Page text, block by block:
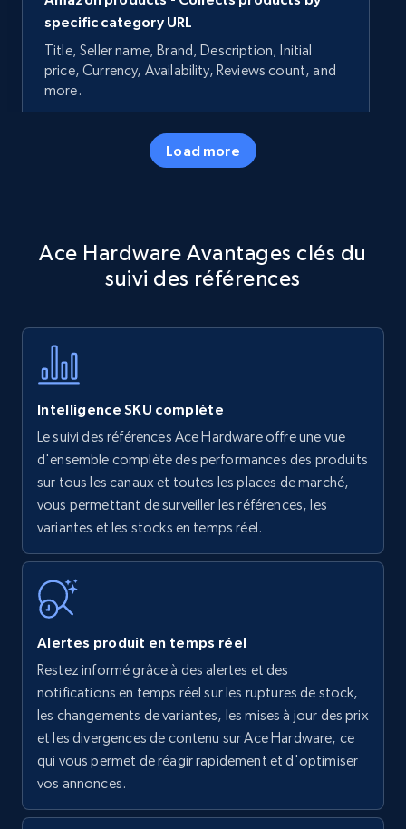
specific category URL
Title, Seller name, Brand, Description, Initial
price, Currency, Availability, Reviews count, and
more.
5.7K+ Commencer
specific keywords
Title, Seller name, Brand, Description, Initial
Amazon products - find products by using
upc numbers
Title, Seller name, Brand, Description, Initial
price, Currency, Availability, Reviews count, and
35.3K+
Amazon Reviews
URL, Product name, Product rating, Product
rating object, Product rating max, Rating,
Author name, Asin, and more.
Load more
Ace Hardware Avantages clés du
suivi des références
Intelligence SKU complète
Le suivi des références Ace Hardware offre une vue
d'ensemble complète des performances des produits
sur tous les canaux et toutes les places de marché,
vous permettant de surveiller les références, les
variantes et les stocks en temps réel.
Alertes produit en temps réel
Restez informé grâce à des alertes et des
notifications en temps réel sur les ruptures de stock,
les changements de variantes, les mises à jour des prix
et les divergences de contenu sur Ace Hardware, ce
qui vous permet de réagir rapidement et d'optimiser
vos annonces.